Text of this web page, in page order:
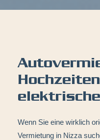
Wenn Sie eine wirklich
Vermietung in Nizza